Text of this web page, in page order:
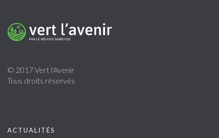
© 2017 Vert l'Avenir
Tous droits réservés
ACTUALITÉS